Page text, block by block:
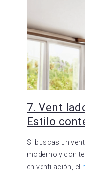
7.
Estilo
Si buscas un
moderno y con
en ventilación, el